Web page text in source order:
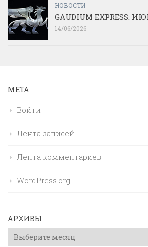
НОВОСТИ
GAUDIUM EXPRESS:
14/06/2026
МЕТА
Войти
Лента записей
Лента комментариев
WordPress.org
АРХИВЫ
Архивы